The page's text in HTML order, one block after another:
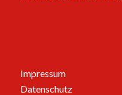
Impressum
Datenschutz